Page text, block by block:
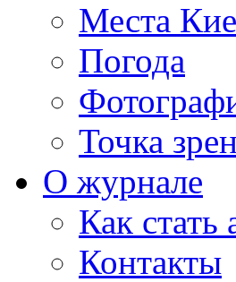
Места
Погода
Точка
О журнале
Как стать
Контакты